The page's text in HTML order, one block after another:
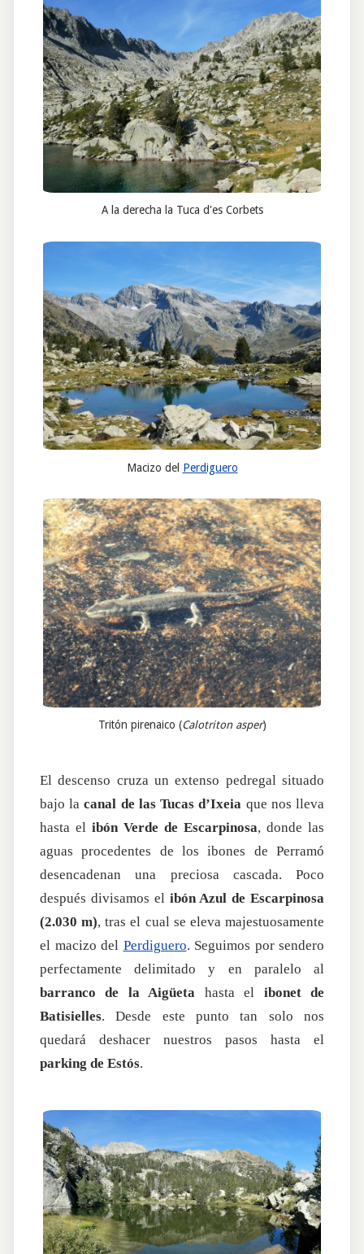
A la derecha la Tuca d'es Corbets
Macizo del Perdiguero
Tritón pirenaico (Calotriton asper)
El descenso cruza un extenso pedregal situado
bajo lacanal de las Tucas d’Ixeia que nos lleva
hasta el ibón Verde de Escarpinosa, donde las
aguas procedentes de los ibones de Perramó
desencadenan una preciosa cascada. Poco
después divisamos el ibón Azul de Escarpinosa
(2.030 m), tras el cual se eleva majestuosamente
el macizo del Perdiguero. Seguimos por sendero
perfectamente delimitado y en paralelo al
barranco de la Aigüeta hasta el ibonet de
Batisielles. Desde este punto tan solo nos
quedará deshacer nuestros pasos hasta el
parking de Estós.